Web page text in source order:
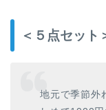
＜５点セット
地元で季節外